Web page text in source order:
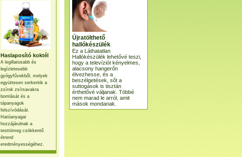
Haslaposító koktél
A legillatosabb és
legízletesebb
gyógyfűvekből, melyek
együttesen serkentik a
zsírok zsírsavakra
bomlását és a
tápanyagok
felszívódását.
Hatóanyagai
hozzájárulnak a
testtömeg csökkentő
étrend
eredményességéhez.
Újratölthető
hallókészülék
Ez a Láthatatlan
Hallókészülék lehetővé teszi,
hogy a televíziót kényelmes,
alacsony hangerőn
élvezhesse, és a
beszélgetések, sőt a
suttogások is tisztán
érthetővé váljanak. Többé
nem marad le arról, amit
mások mondanak.